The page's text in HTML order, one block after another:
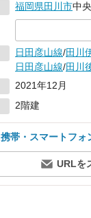
福岡県田川市中
日田彦山線/田川
日田彦山線/田川
2021年12月
2階建
携帯・スマートフォ
URLを